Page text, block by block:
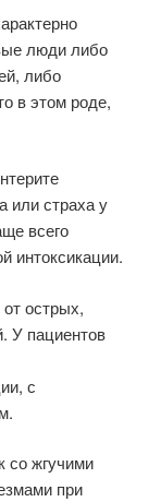
люди либо
либо
в этом роде,
или страха у
всего
интоксикации.
острых,
У пациентов
с
со жгучими
при